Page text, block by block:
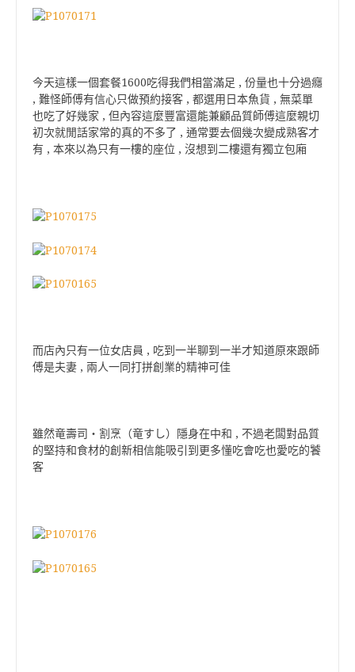
今天這樣一個套餐1600吃得我們相當滿足 , 份量也十分過癮
, 難怪師傅有信心只做預約接客 , 都選用日本魚貨 , 無菜單
也吃了好幾家 , 但內容這麼豐富還能兼顧品質師傅這麼親切
初次就閒話家常的真的不多了 , 通常要去個幾次變成熟客才
有 , 本來以為只有一樓的座位 , 沒想到二樓還有獨立包廂
而店內只有一位女店員 , 吃到一半聊到一半才知道原來跟師
傅是夫妻 , 兩人一同打拼創業的精神可佳
雖然竜壽司‧割烹（竜すし）隱身在中和 , 不過老闆對品質
的堅持和食材的創新相信能吸引到更多懂吃會吃也愛吃的饕
客